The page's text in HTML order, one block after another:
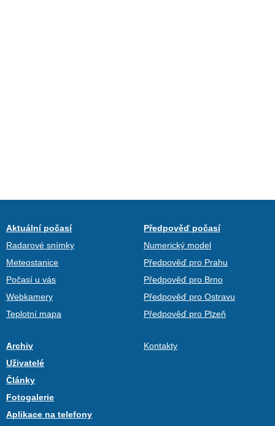
Aktuální počasí
Radarové snímky
Meteostanice
Počasí u vás
Webkamery
Teplotní mapa
Předpověď počasí
Numerický model
Předpověď pro Prahu
Předpověď pro Brno
Předpověď pro Ostravu
Předpověď pro Plzeň
Archiv
Uživatelé
Články
Fotogalerie
Aplikace na telefony
Kontakty